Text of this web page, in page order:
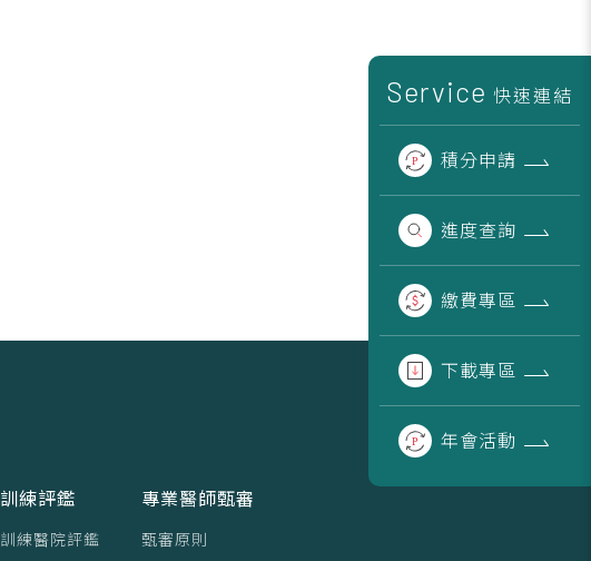
Service 快速連結
積分申請
進度查詢
繳費專區
下載專區
年會活動
訓練評鑑
訓練醫院評鑑
專業醫師甄審
甄審原則